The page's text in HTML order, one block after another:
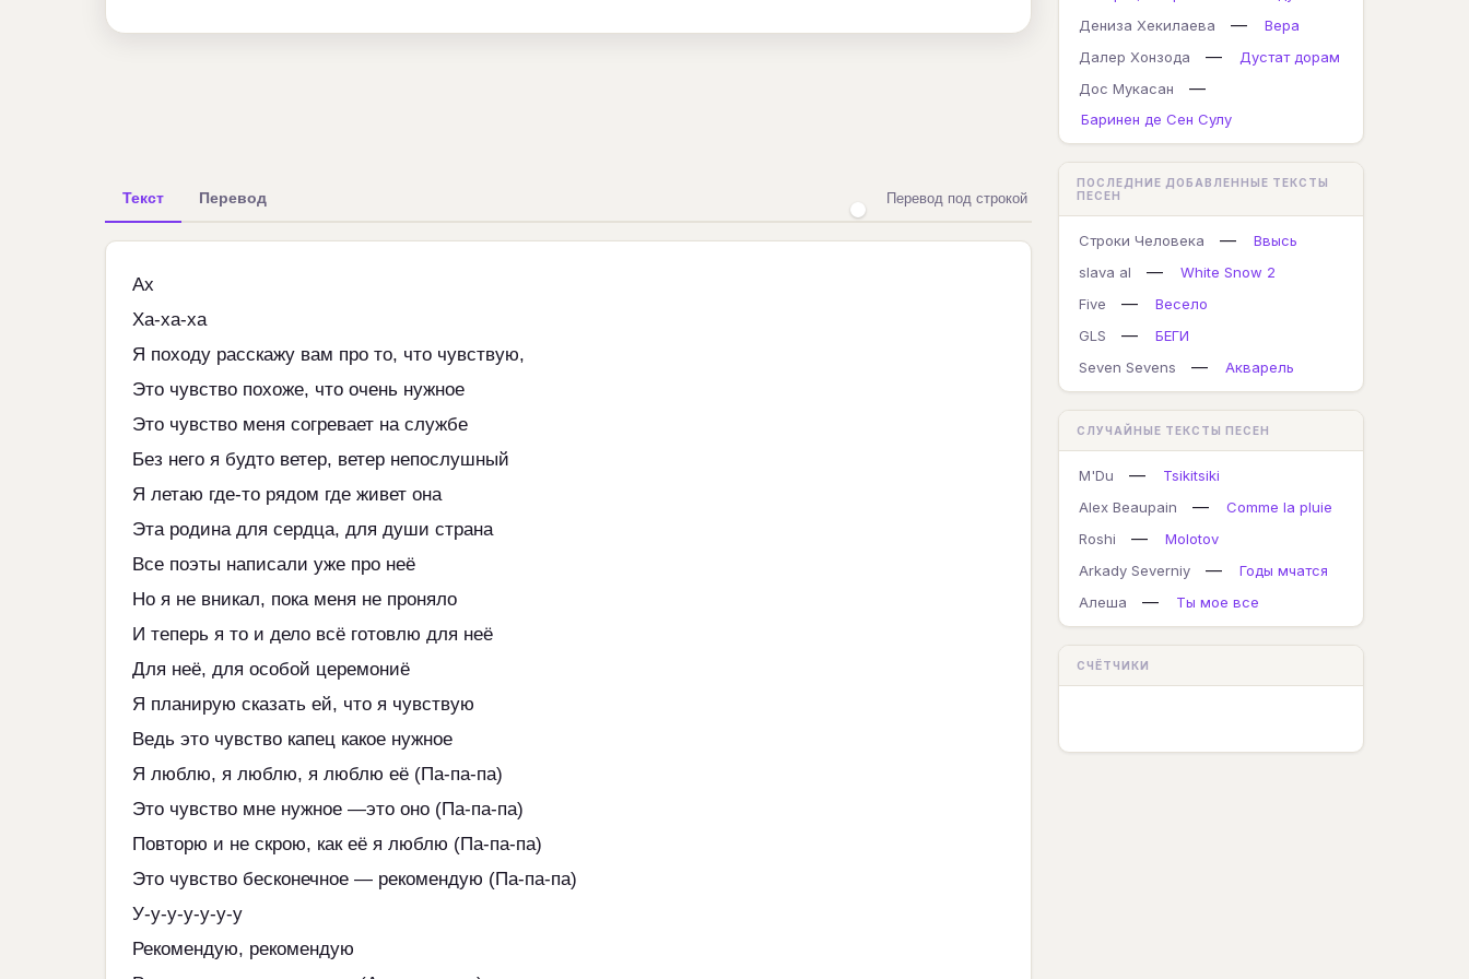
Текст Перевод Перевод под строкой
Ах
Ха-ха-ха
Я походу расскажу вам про то, что чувствую,
Это чувство похоже, что очень нужное
Это чувство меня согревает на службе
Без него я будто ветер, ветер непослушный
Я летаю где-то рядом где живет она
Эта родина для сердца, для души страна
Все поэты написали уже про неё
Но я не вникал, пока меня не проняло
И теперь я то и дело всё готовлю для неё
Для неё, для особой церемониё
Я планирую сказать ей, что я чувствую
Ведь это чувство капец какое нужное
Я люблю, я люблю, я люблю её (Па-па-па)
Это чувство мне нужное —это оно (Па-па-па)
Повторю и не скрою, как её я люблю (Па-па-па)
Это чувство бесконечное — рекомендую (Па-па-па)
У-у-у-у-у-у-у
Рекомендую, рекомендую
Дениза Хекилаева
—
Вера
Далер Хонзода
—
Дустат дорам
Дос Мукасан
—
Баринен де Сен Сулу
ПОСЛЕДНИЕ ДОБАВЛЕННЫЕ ТЕКСТЫ
ПЕСЕН
Строки Человека —
Ввысь
slava al
—
White Snow 2
Five
—
Весело
GLS
—
БЕГИ
Seven Sevens
— Акварель
СЛУЧАЙНЫЕ ТЕКСТЫ ПЕСЕН
M'Du —
Tsikitsiki
Alex Beaupain
—
Comme la pluie
Roshi
—
Molotov
Arkady Severniy
—
Годы мчатся
Алеша
— Ты мое все
СЧЁТЧИКИ